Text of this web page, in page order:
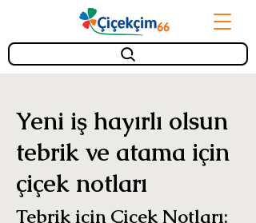
Yeni iş hayırlı olsun
tebrik ve atama için
çiçek notları
Tebrik için Çiçek Notları: